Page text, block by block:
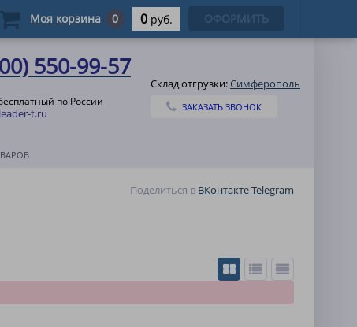
550-99-57
по России
t.ru
Склад отгрузки:Симферополь
ЗАКАЗАТЬ ЗВОНОК
Поделиться в ВКонтактеTelegram
Моя корзина 0 0 руб. ОФОРМИТЬ